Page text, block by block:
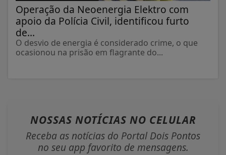
Operação da Neoenergia Elektro com
apoio da Polícia Civil, identificou furto
de...
O desvio de energia é considerado crime, o que
ocasionou na prisão em flagrante do...
NOSSAS NOTÍCIAS NO CELULAR
Receba as notícias do Portal Dois Pontos
no seu app favorito de mensagens.